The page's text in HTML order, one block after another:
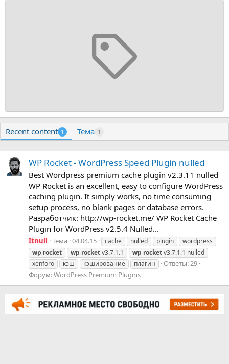
Recent content 1 Тема 1
WP Rocket - WordPress Speed Plugin nulled
Best Wordpress premium cache plugin v2.3.11 nulled
WP Rocket is an excellent, easy to configure WordPress
caching plugin. It simply works, no time consuming
setup process, no blank pages or database errors.
Разработчик: http://wp-rocket.me/ WP Rocket Cache
Plugin for WordPress v2.5.4 Nulled...
Itnull Тема 04.04.15 cache nulled plugin
wordpress
wp rocket wp rocketv3.7.1.1 wp rocketv3.7.1.1 nulled
xenforo
кэш кэширование плагин
Ответы: 29
Форум:WordPress Premium Plugins